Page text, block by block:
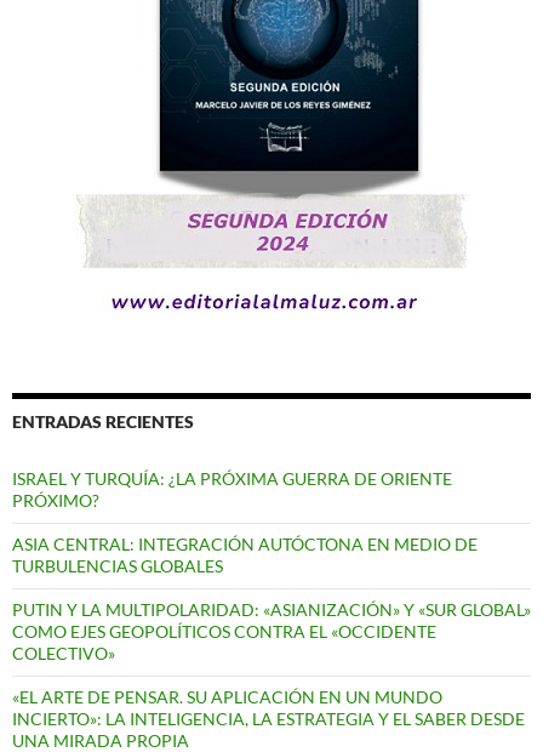
ENTRADAS RECIENTES
ISRAEL Y TURQUÍA: ¿LA PRÓXIMA GUERRA DE ORIENTE
PRÓXIMO?
ASIA CENTRAL: INTEGRACIÓN AUTÓCTONA EN MEDIO DE
TURBULENCIAS GLOBALES
PUTIN Y LA MULTIPOLARIDAD: «ASIANIZACIÓN» Y «SUR GLOBAL»
COMO EJES GEOPOLÍTICOS CONTRA EL «OCCIDENTE
COLECTIVO»
«EL ARTE DE PENSAR. SU APLICACIÓN EN UN MUNDO
INCIERTO»: LA INTELIGENCIA, LA ESTRATEGIA Y EL SABER DESDE
UNA MIRADA PROPIA